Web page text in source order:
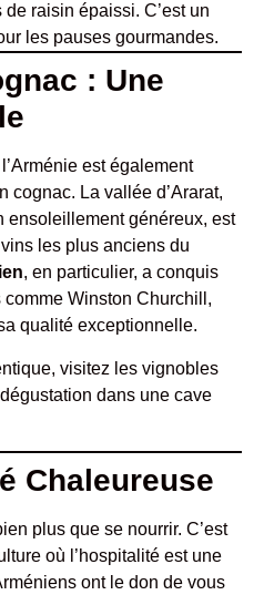
raisin épaissi. C’est un
les pauses gourmandes.
: Une
est également
cognac. La vallée d’Ararat,
ensoleillement généreux, est
les plus anciens du
, en particulier, a conquis
Winston Churchill,
qualité exceptionnelle.
visitez les vignobles
dans une cave
Chaleureuse
plus que se nourrir. C’est
où l’hospitalité est une
ont le don de vous